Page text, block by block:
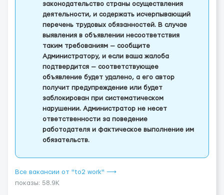
законодательство страны осуществления
деятельности, и содержать исчерпывающий
перечень трудовых обязанностей. В случае
выявления в объявлении несоответствия
таким требованиям — сообщите
Администратору, и если ваша жалоба
подтвердится — соответствующее
объявление будет удалено, а его автор
получит предупреждение или будет
заблокирован при систематическом
нарушении. Администратор не несет
ответственности за поведение
работодателя и фактическое выполнение им
обязательств.
Все вакансии от "to2 work" ⟶
показы: 58.9K